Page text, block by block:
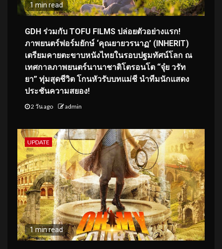
1 min read
GDH ร่วมกับ TOFU FILMS ปล่อยตัวอย่างแรก!
ภาพยนตร์ฟอร์มยักษ์ ‘คุณยายวรนาฏ’ (INHERIT)
เตรียมคายตะขาบหนังไทยในรอบปฐมทัศน์โลก ณ
เทศกาลภาพยนตร์นานาชาติโตรอนโต “จุ๋ย วรัท
ยา” ทุ่มสุดชีวิต โกนหัวรับบทแม่ชี นำทีมนักแสดง
ประชันความสยอง!
2 วัน ago admin
UPDATE
1 min read